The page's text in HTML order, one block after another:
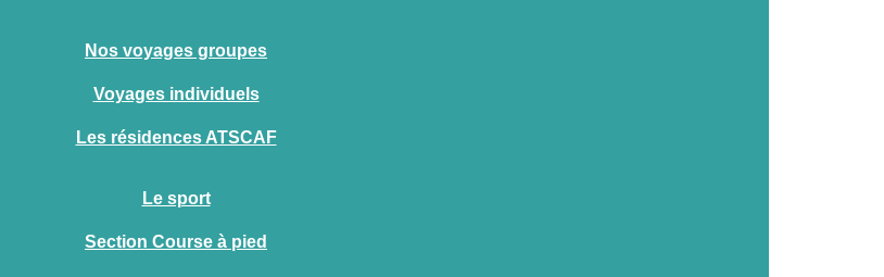
Nos voyages groupes
Voyages individuels
Les résidences ATSCAF
Le sport
Section Course à pied